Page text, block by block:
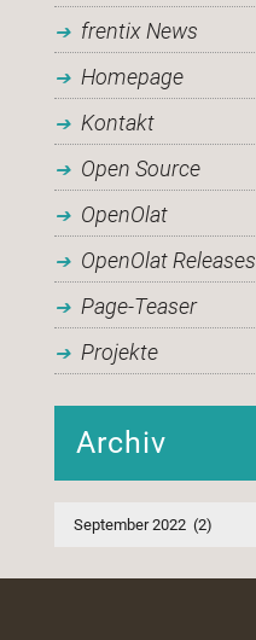
frentix News
Homepage
Kontakt
Open Source
OpenOlat
OpenOlat Releases
Page-Teaser
Projekte
Archiv
Archiv